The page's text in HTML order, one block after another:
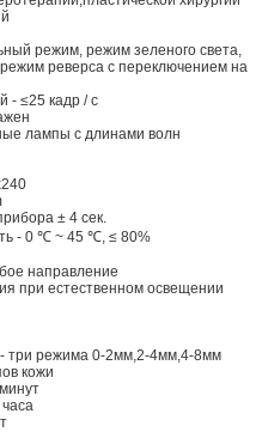
режим, режим зеленого света,
реверса с переключением на
- ≤25 кадр / с
лампы с длинами волн
± 4 сек.
- 0 ℃ ~ 45 ℃, ≤ 80%
направление
при естественном освещении
- три режима 0-2мм,2-4мм,4-8мм
кожи